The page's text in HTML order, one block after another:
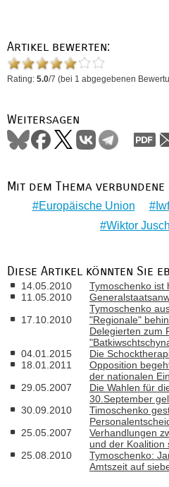
Artikel bewerten:
Rating: 5.0/7 (bei 1 abgegebenen
Weitersagen
Mit dem Thema
Europäische Union Iwf
Wiktor
Diese Artikel könnten Sie
14.05.2010
Tymoschenko ist
11.05.2010
Tymoschenko
17.10.2010
"Regionale"
Delegierten zum
04.01.2015
Die
18.01.2011
Opposition
der nationalen
29.05.2007
Die Wahlen für
30.September
30.09.2010
Timoschenko
25.05.2007
Verhandlungen
und der Koalition
25.08.2010
Tymoschenko:
Amtszeit auf